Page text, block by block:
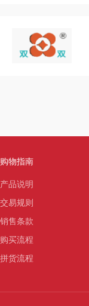
购物指南
产品说明
交易规则
销售条款
购买流程
拼货流程